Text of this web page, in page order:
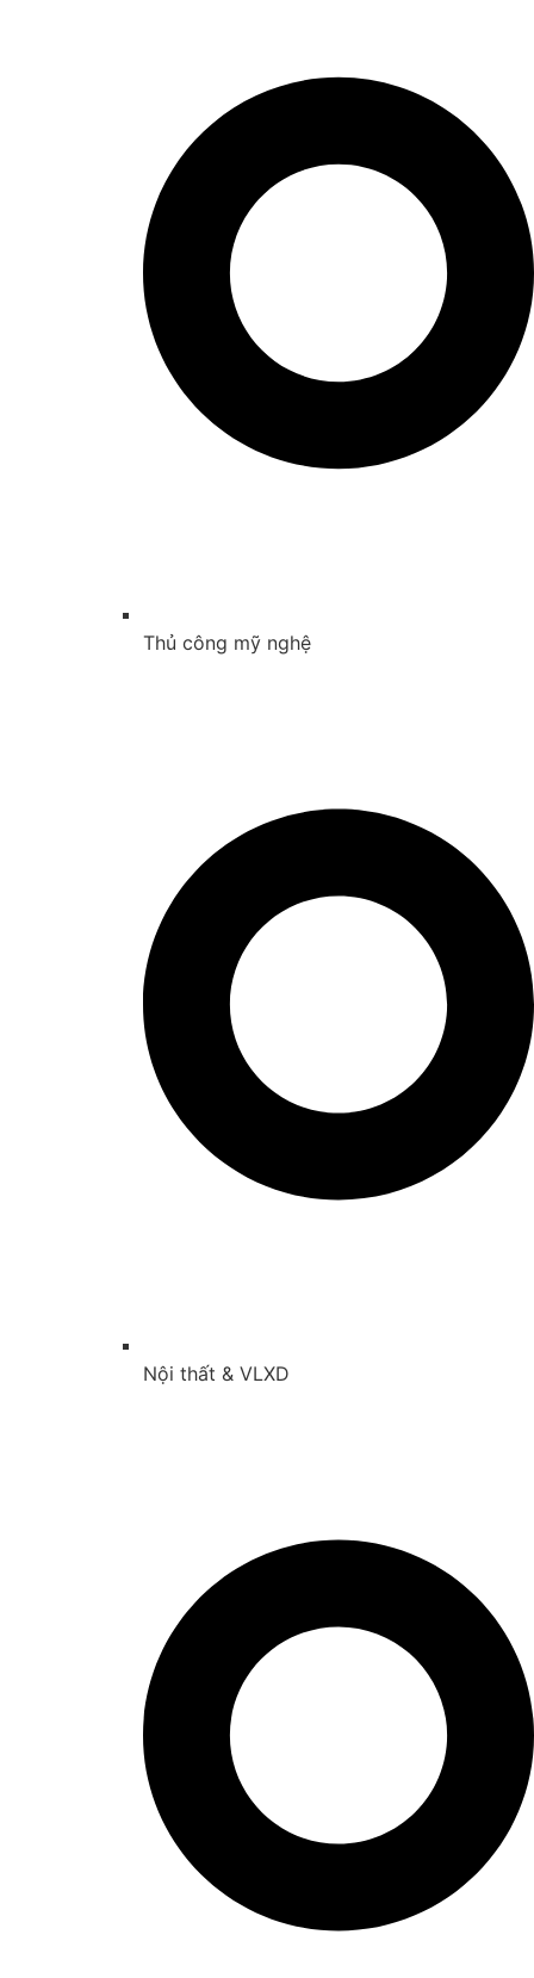
Thủ công mỹ nghệ
Nội thất & VLXD